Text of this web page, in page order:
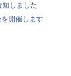
しました
開催します